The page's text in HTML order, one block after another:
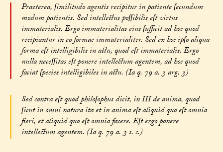
Praeterea, ſimilitudo agentis recipitur in patiente ſecundum
modum patientis. Sed intellectus poſſibilis eſt virtus
immaterialis. Ergo immaterialitas eius ſufficit ad hoc quod
recipiantur in eo formae immaterialiter. Sed ex hoc ipſo aliqua
forma eſt intelligibilis in actu, quod eſt immaterialis. Ergo
nulla neceſſitas eſt ponere intellectum agentem, ad hoc quod
faciat ſpecies intelligibiles in actu. (Ia q. 79 a. 3 arg. 3)
Sed contra eſt quod philoſophus dicit, in III de anima, quod
ſicut in omni natura ita et in anima eſt aliquid quo eſt omnia
fieri, et aliquid quo eſt omnia facere. Eſt ergo ponere
intellectum agentem. (Ia q. 79 a. 3 s. c.)